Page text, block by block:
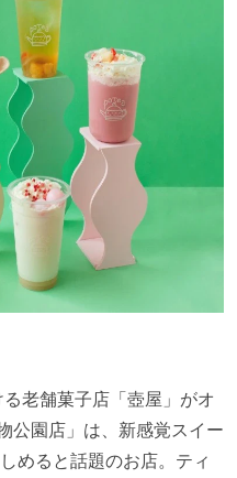
老舗菓子店「壺屋」がオ
公園店」は、新感覚スイー
めると話題のお店。ティ